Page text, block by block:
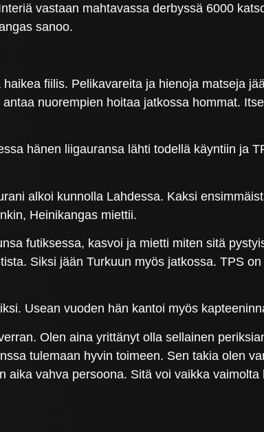
vastaan mahtavassa derbyssä 6000
sanoo.
fiilis. Pelikavareita ja hienoja matseja
nuorempien hoitaa jatkossa hommat.
hänen liigauransa lähti todellä käyntiin ja
alkoi kunnolla Lahdessa. Kaksi
Heinikangas miettii.
futiksessa, kasvoi ja mietti miten sitä
Siksi jään Turkuun myös jatkossa. TPS
Usean vuoden hän kantoi myös
Olen aina yrittänyt olla sellainen
tulemaan hyvin toimeen. Sen takia olen
vahva persoona. Sitä voi vaikka vaimolta